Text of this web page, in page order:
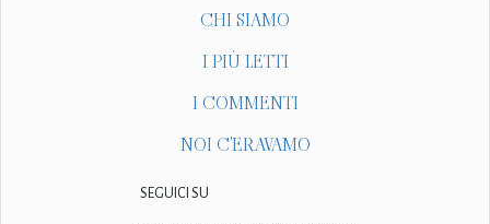
CHI SIAMO
I PIÙ LETTI
I COMMENTI
NOI C'ERAVAMO
SEGUICI SU